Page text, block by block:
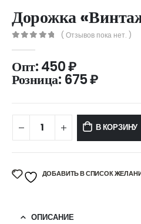
Дорожка
( Отзывов пока нет. )
Опт:450₽
Розница: 675₽
В КОРЗИНУ
ДОБАВИТЬ В СПИСОК
ОПИСАНИЕ